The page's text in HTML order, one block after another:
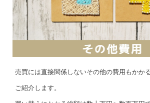
売買には直接関係しないその他の費用もかか
ご紹介します。